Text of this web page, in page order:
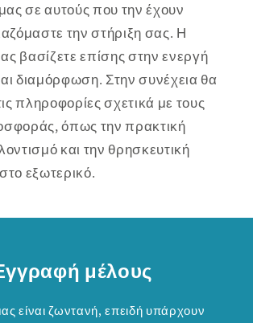
σε αυτούς που την έχουν
την στήριξη σας. Η
βασίζετε επίσης στην ενεργή
διαμόρφωση. Στην συνέχεια θα
πληροφορίες σχετικά με τους
όπως την πρακτική
και την θρησκευτική
εξωτερικό.
μέλους
είναι ζωντανή, επειδή υπάρχουν